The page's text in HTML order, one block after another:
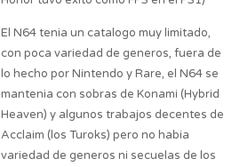
El N64 tenia un catalogo muy limitado,
con poca variedad de generos, fuera de
lo hecho por Nintendo y Rare, el N64 se
mantenia con sobras de Konami (Hybrid
Heaven) y algunos trabajos decentes de
Acclaim (los Turoks) pero no habia
variedad de generos ni secuelas de los